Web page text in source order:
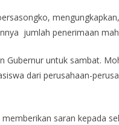
jumlah penerimaan
Gubernur untuk sambat.
dari perusahaan-
saran kepada